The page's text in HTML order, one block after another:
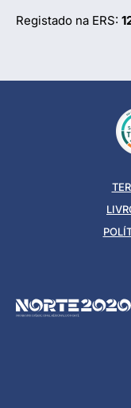
Registado na ERS: